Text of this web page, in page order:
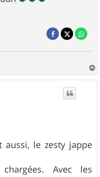
a
u
le zesty jappe
Avec les